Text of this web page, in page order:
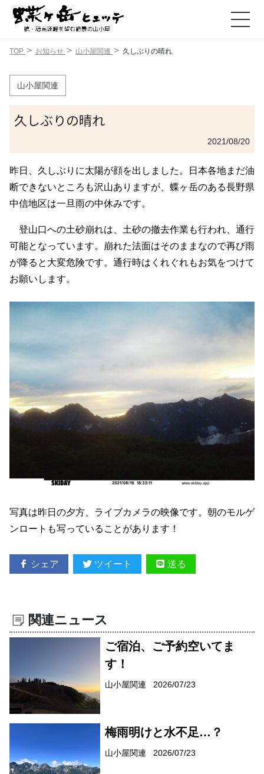
TOP お知らせ 山小屋関連 久しぶりの晴れ
山小屋関連
久しぶりの晴れ
2021/08/20
昨日、久しぶりに太陽が顔を出しました。日本各地まだ油
断できないところも沢山ありますが、蝶ヶ岳のある長野県
中信地区は一旦雨の中休みです。
登山口への土砂崩れは、土砂の撤去作業も行われ、通行
可能となっています。崩れた法面はそのままなので再び雨
が降ると大変危険です。通行時はくれぐれもお気をつけて
お願いします。
写真は昨日の夕方、ライブカメラの映像です。朝のモルゲ
ンロートも写っていることがあります！
シェア ツイート 送る
関連ニュース
ご宿泊、ご予約空いてま
す！
山小屋関連 2026/07/23
梅雨明けと水不足…？
山小屋関連 2026/07/23